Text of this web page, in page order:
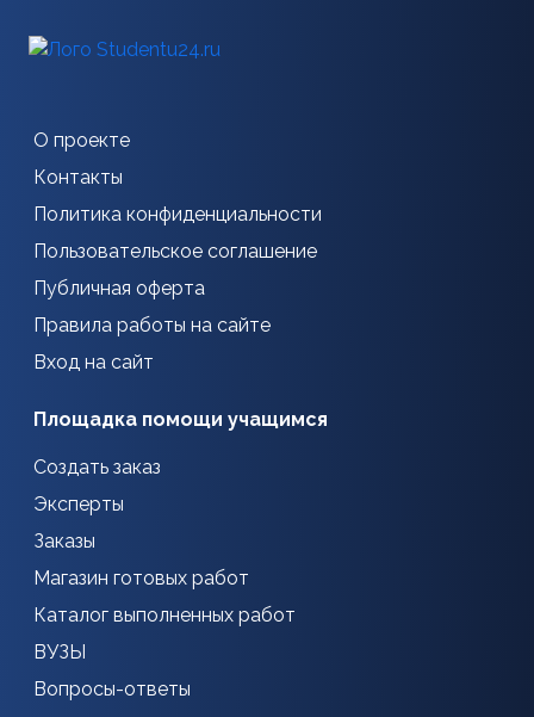
О проекте
Контакты
Политика конфиденциальности
Пользовательское соглашение
Публичная оферта
Правила работы на сайте
Вход на сайт
Площадка помощи учащимся
Создать заказ
Эксперты
Заказы
Магазин готовых работ
Каталог выполненных работ
ВУЗЫ
Вопросы-ответы